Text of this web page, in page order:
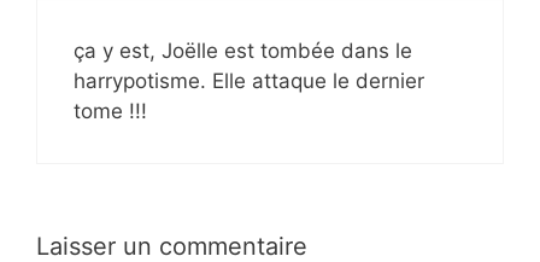
ça y est, Joëlle est tombée dans le
harrypotisme. Elle attaque le dernier
tome !!!
Laisser un commentaire